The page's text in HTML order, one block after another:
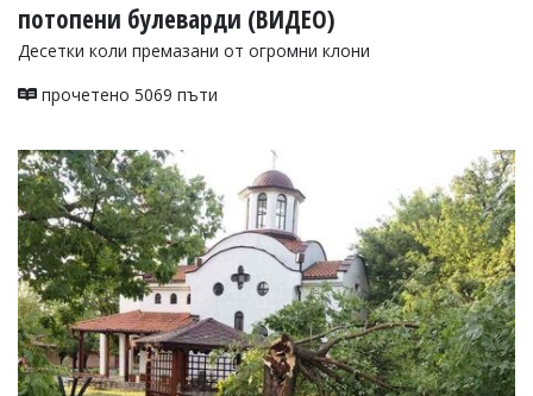
потопени булеварди (ВИДЕО)
Десетки коли премазани от огромни клони
прочетено 5069 пъти